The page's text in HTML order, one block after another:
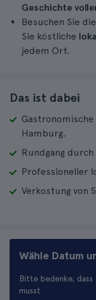
Geschichte
Besuchen Sie die
Sie köstliche
jedem Ort.
Das ist dabei
Hamburg.
Rundgang
Professioneller
Verkostung von
Wähle Datum
Bitte bedenke, dass
musst